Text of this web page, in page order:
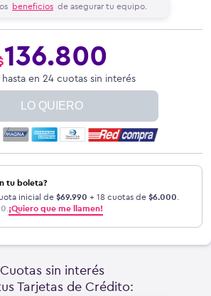
beneficios de asegurar tu equipo.
136.800
en 24 cuotas sin interés
LO QUIERO
tu boleta?
inicial de$69.990 + 18 cuotas de $6.000.
.¡Quiero que me llamen!
Cuotas sin interés
Tarjetas de Crédito: